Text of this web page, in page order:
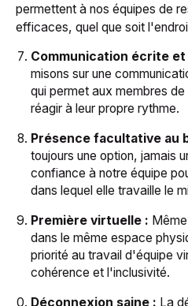
permettent à nos équipes de
efficaces, quel que soit
Communication écrite
misons sur une
qui permet aux membres
réagir à leur propre rythme.
Présence facultative au
toujours une option, jamais
confiance à notre équipe
dans lequel elle travaille le
Première virtuelle :
dans le même espace
priorité au travail d'équipe
cohérence et l'inclusivité.
Déconnexion saine : La